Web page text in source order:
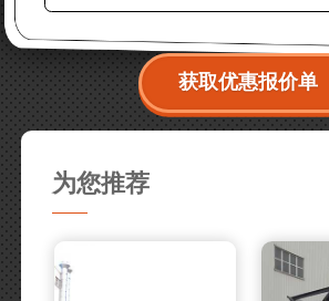
获取优惠报价单
为您推荐